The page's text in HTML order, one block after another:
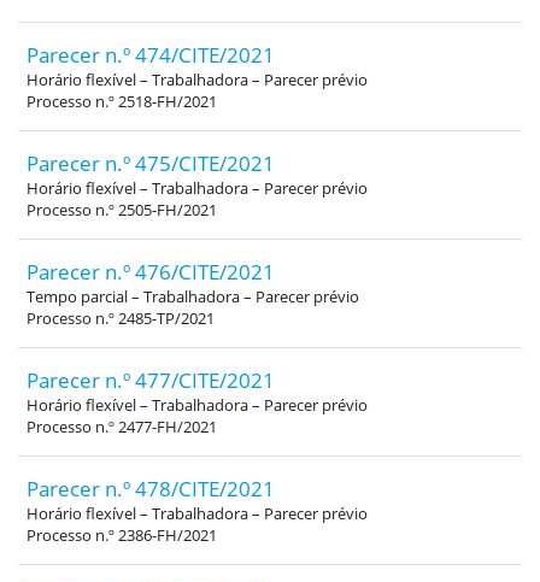
Parecer n.º 474/CITE/2021
Horário flexível – Trabalhadora – Parecer prévio
Processo n.º 2518-FH/2021
Parecer n.º 475/CITE/2021
Horário flexível – Trabalhadora – Parecer prévio
Processo n.º 2505-FH/2021
Parecer n.º 476/CITE/2021
Tempo parcial – Trabalhadora – Parecer prévio
Processo n.º 2485-TP/2021
Parecer n.º 477/CITE/2021
Horário flexível – Trabalhadora – Parecer prévio
Processo n.º 2477-FH/2021
Parecer n.º 478/CITE/2021
Horário flexível – Trabalhadora – Parecer prévio
Processo n.º 2386-FH/2021